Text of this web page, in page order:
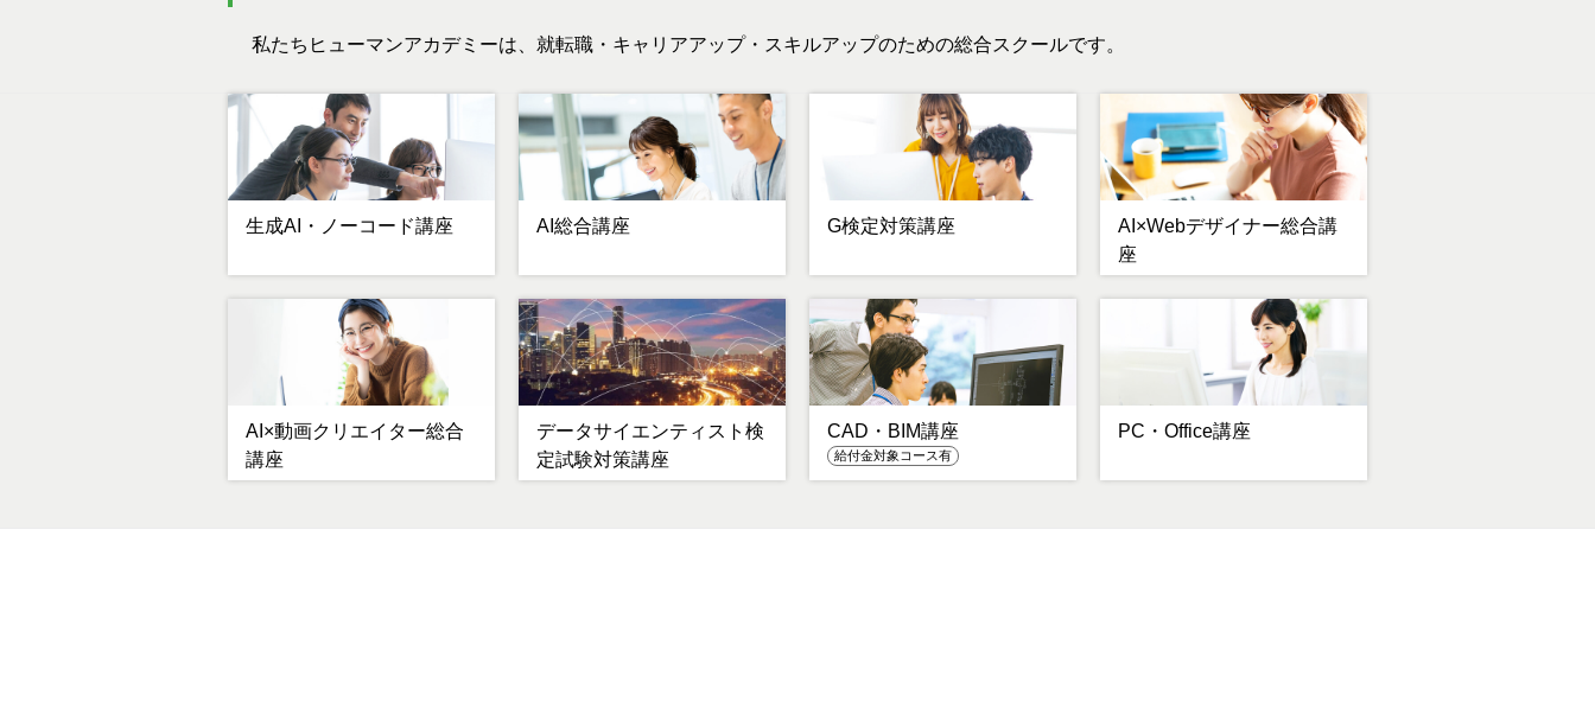
私たちヒューマンアカデミーは、就転職・キャリアアップ・スキルアップのための総合スクールです。
生成AI・ノーコード講座 AI総合講座 G検定対策講座
AI×Webデザイナー総合講
座
AI×動画クリエイター総合
講座
データサイエンティスト検
定試験対策講座
CAD・BIM講座
給付金対象コース有
PC・Office講座